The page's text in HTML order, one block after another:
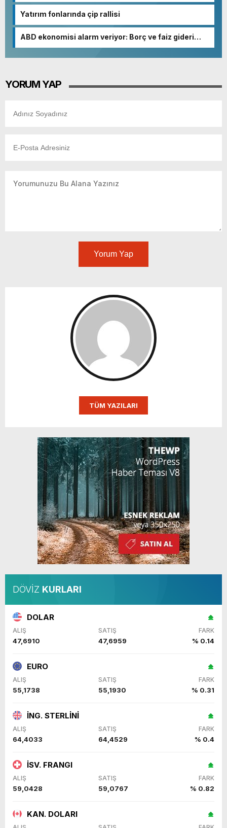
Yatırım fonlarında çip rallisi
ABD ekonomisi alarm veriyor: Borç ve faiz gideri
YORUM YAP
Yorum Yap
TÜM YAZILARI
DÖVİZ KURLARI
DOLAR
ALIŞ SATIŞ FARK
47,6910 47,6959 % 0.14
EURO
ALIŞ SATIŞ FARK
55,1738 55,1930 % 0.31
İNG. STERLİNİ
ALIŞ SATIŞ FARK
64,4033 64,4529 % 0.4
İSV. FRANGI
ALIŞ SATIŞ FARK
59,0428 59,0767 % 0.82
KAN. DOLARI